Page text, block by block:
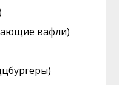
вафли)